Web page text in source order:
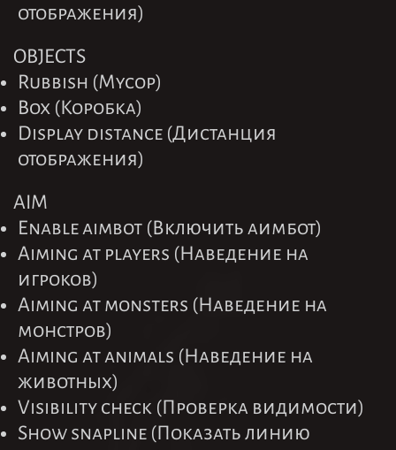
отображения)
OBJECTS
Rubbish (Мусор)
Box (Коробка)
Display distance (Дистанция
отображения)
AIM
Enable aimbot (Включить аимбот)
Aiming at players (Наведение на
игроков)
Aiming at monsters (Наведение на
монстров)
Aiming at animals (Наведение на
животных)
Visibility check (Проверка видимости)
Show snapline (Показать линию